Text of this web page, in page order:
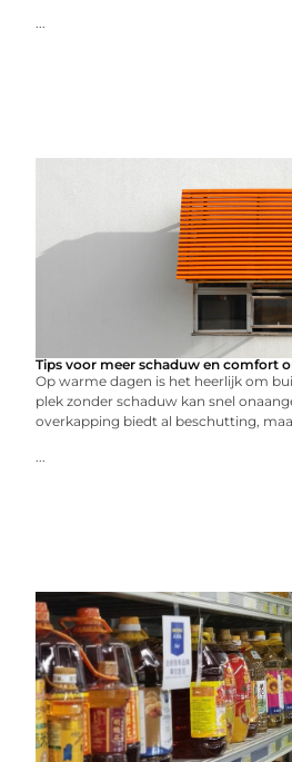
...
Tips voor meer schaduw en comfort
Op warme dagen is het heerlijk om
plek zonder schaduw kan snel
overkapping biedt al beschutting,
...